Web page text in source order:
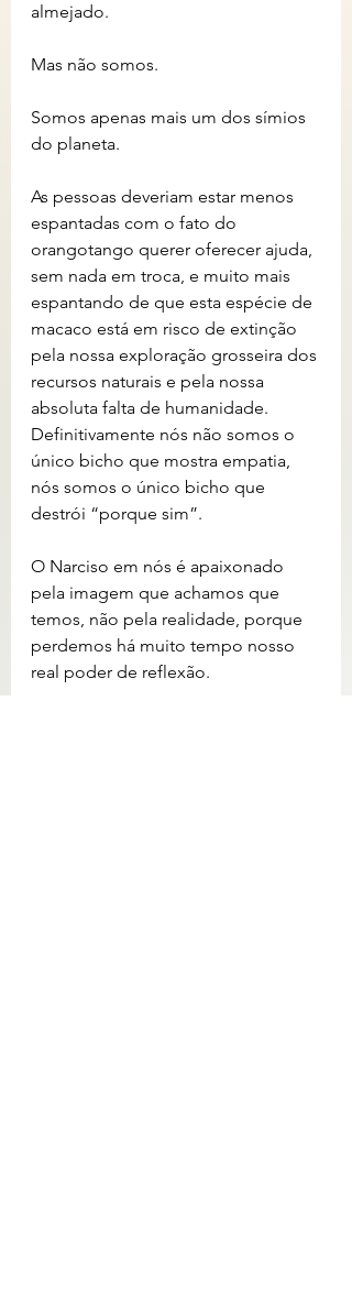
almejado.
Mas não somos.
Somos apenas mais um dos símios
do planeta.
As pessoas deveriam estar menos
espantadas com o fato do
orangotango querer oferecer ajuda,
sem nada em troca, e muito mais
espantando de que esta espécie de
macaco está em risco de extinção
pela nossa exploração grosseira dos
recursos naturais e pela nossa
absoluta falta de humanidade.
Definitivamente nós não somos o
único bicho que mostra empatia,
nós somos o único bicho que
destrói “porque sim”.
O Narciso em nós é apaixonado
pela imagem que achamos que
temos, não pela realidade, porque
perdemos há muito tempo nosso
real poder de reflexão.